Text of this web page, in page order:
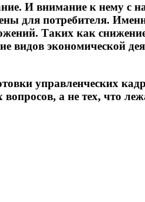
И внимание к нему с
для потребителя.
Таких как
видов экономической
управленческих
а не тех, что